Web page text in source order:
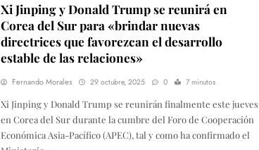
Xi Jinping y Donald Trump se reunirá en
Corea del Sur para «brindar nuevas
directrices que favorezcan el desarrollo
estable de las relaciones»
Fernando Morales 29 octubre, 2025 0 7 minutos
Xi Jinping y Donald Trump se reunirán finalmente este jueves
en Corea del Sur durante la cumbre del Foro de Cooperación
Económica Asia-Pacífico (APEC), tal y como ha confirmado el